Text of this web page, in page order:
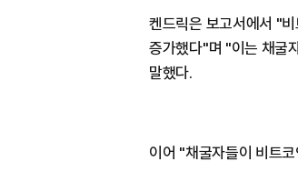
켄드릭은 보고서에서 "
증가했다"며 "이는 채굴
말했다.
이어 "채굴자들이 비트